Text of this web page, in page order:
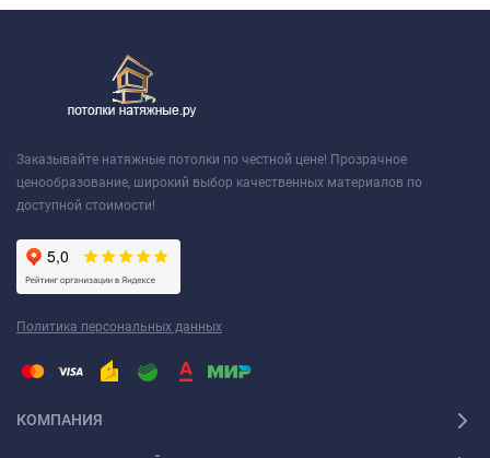
Заказывайте натяжные потолки по честной цене! Прозрачное
ценообразование, широкий выбор качественных материалов по
доступной стоимости!
Политика персональных данных
КОМПАНИЯ